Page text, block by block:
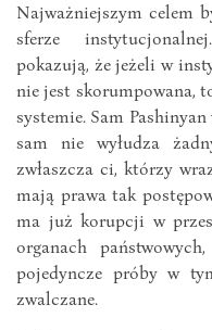
Najważniejszym celem
sferze
pokazują, że jeżeli w
nie jest skorumpowana,
systemie. Sam
sam nie wyłudza
zwłaszcza ci, którzy
mają prawa tak
ma już korupcji w
organach
pojedyncze próby w
zwalczane.